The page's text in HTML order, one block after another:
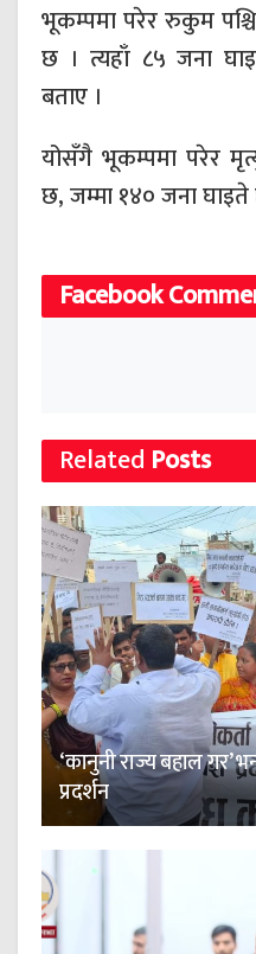
भूकम्पमा परेर रुकुम
छ । त्यहाँ ८५ जना
बताए ।
योसँगै भूकम्पमा परेर
छ, जम्मा १४० जना
Facebook
Related Posts
‘कानुनी राज्य बहाल
प्रदर्शन